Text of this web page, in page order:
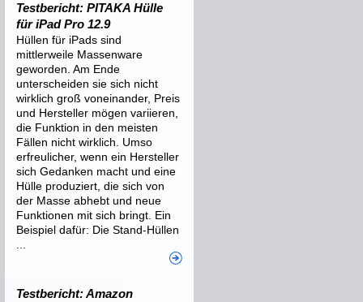
Testbericht: PITAKA Hülle
für iPad Pro 12.9
Hüllen für iPads sind
mittlerweile Massenware
geworden. Am Ende
unterscheiden sie sich nicht
wirklich groß voneinander, Preis
und Hersteller mögen variieren,
die Funktion in den meisten
Fällen nicht wirklich. Umso
erfreulicher, wenn ein Hersteller
sich Gedanken macht und eine
Hülle produziert, die sich von
der Masse abhebt und neue
Funktionen mit sich bringt. Ein
Beispiel dafür: Die Stand-Hüllen
Testbericht: Amazon